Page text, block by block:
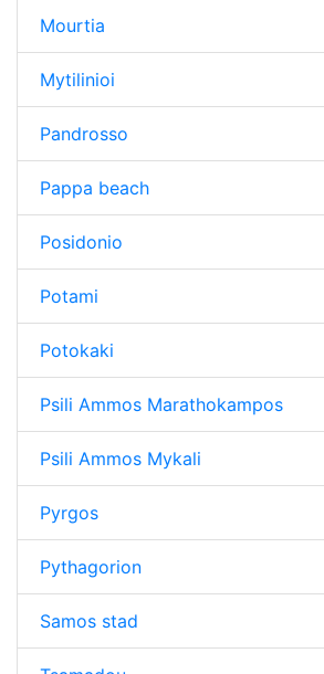
Mourtia
Mytilinioi
Pandrosso
Pappa beach
Posidonio
Potami
Potokaki
Psili Ammos Marathokampos
Psili Ammos Mykali
Pyrgos
Pythagorion
Samos stad